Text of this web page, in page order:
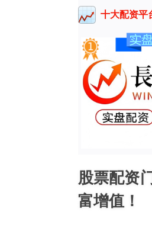
十大配资平
股票配资
富增值！